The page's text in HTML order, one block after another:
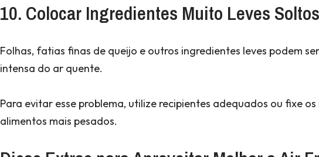
10. Colocar Ingredientes Muito Leves
Folhas, fatias finas de queijo e outros ingredientes leves podem
intensa do ar quente.
Para evitar esse problema, utilize recipientes adequados ou fixe
alimentos mais pesados.